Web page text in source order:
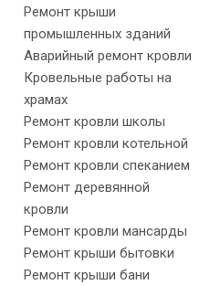
Ремонт крыши
промышленных зданий
Аварийный ремонт кровли
Кровельные работы на
храмах
Ремонт кровли школы
Ремонт кровли котельной
Ремонт кровли спеканием
Ремонт деревянной
кровли
Ремонт кровли мансарды
Ремонт крыши бытовки
Ремонт крыши бани